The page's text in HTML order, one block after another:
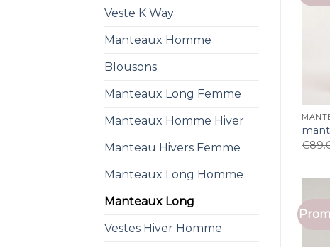
Veste K Way
Manteaux Homme
Blousons
Manteaux Long Femme
Manteaux Homme Hiver
Manteau Hivers Femme
Manteaux Long Homme
Manteaux Long
Vestes Hiver Homme
€